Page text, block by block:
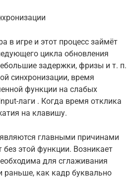
в игре и этот процесс займёт
цикла обновления
задержки, фризы и т. п.
синхронизации, время
функции на слабых
лаги . Когда время отклика
на клавишу.
главными причинами
этой функции. Возникает
для сглаживания
как кадр буквально